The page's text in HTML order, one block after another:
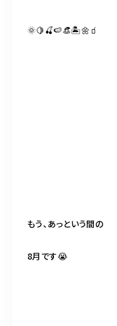
🌞🍋🍒🍉👒🏝🌼🧃
もう、あっという間の
8月です😭
【an rio】営業時間